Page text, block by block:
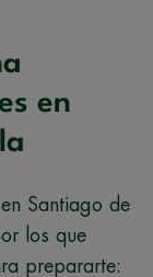
en
Santiago de
los que
prepararte: